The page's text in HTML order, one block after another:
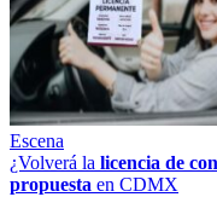
Escena
¿Volverá la licencia de
propuesta en CDMX